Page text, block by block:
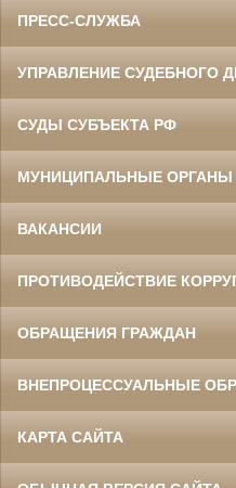
ПРЕСС-СЛУЖБА
УПРАВЛЕНИЕ СУДЕБНОГО
СУДЫ СУБЪЕКТА РФ
МУНИЦИПАЛЬНЫЕ ОРГАНЫ
ВАКАНСИИ
ПРОТИВОДЕЙСТВИЕ
ОБРАЩЕНИЯ ГРАЖДАН
ВНЕПРОЦЕССУАЛЬНЫЕ
КАРТА САЙТА